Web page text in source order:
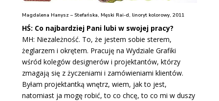
Magdalena Hanysz – Stefańska, Męski Rai-d, linoryt kolorowy, 2011
HŚ: Co najbardziej Pani lubi w swojej pracy?
MH: Niezależność. To, że jestem sobie sterem,
żeglarzem i okrętem. Pracuję na Wydziale Grafiki
wśród kolegów designerów i projektantów, którzy
zmagają się z życzeniami i zamówieniami klientów.
Byłam projektantką wnętrz, wiem, jak to jest,
natomiast ja mogę robić, to co chcę, to co mi w duszy